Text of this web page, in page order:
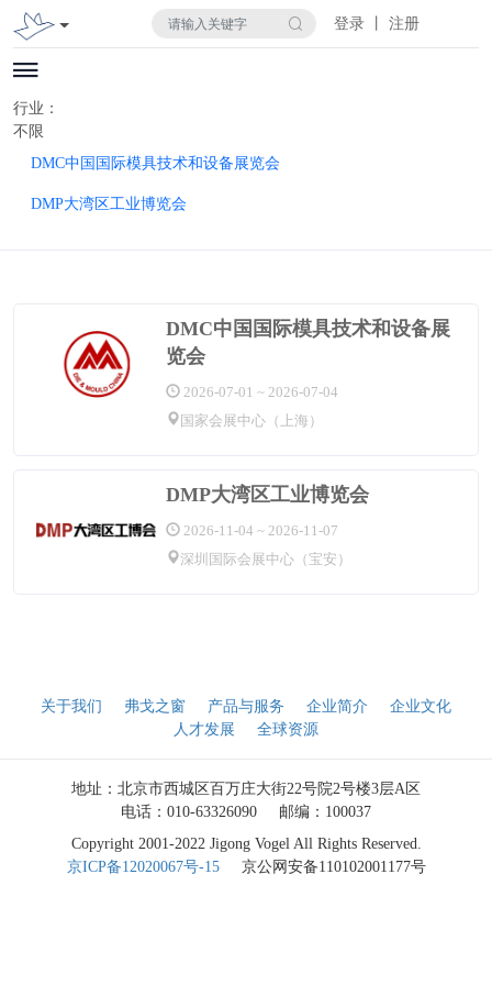
登录 丨 注册
行业：
不限
DMC中国国际模具技术和设备展览会
DMP大湾区工业博览会
DMC中国国际模具技术和设备展
览会
2026-07-01 ~ 2026-07-04
国家会展中心（上海）
DMP大湾区工业博览会
2026-11-04 ~ 2026-11-07
深圳国际会展中心（宝安）
关于我们 弗戈之窗 产品与服务 企业简介
企业文化
人才发展
全球资源
地址：北京市西城区百万庄大街22号院2号楼3层A区
电话：010-63326090
邮编：100037
Copyright 2001-2022 Jigong Vogel All Rights Reserved.
京ICP备12020067号-15
京公网安备110102001177号